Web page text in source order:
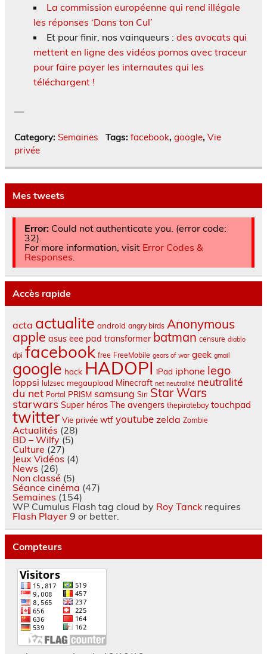
La commission européenne qui rend illégale
les réponses ‘Dans ton Cul’
Et pour finir, nos vainqueurs : des avocats qui
mettent en ligne des vidéos pornos avec traceur
pour faire payer les internautes qui les
téléchargent !
—
Category: Semaines Tags: facebook, google, Vie
privée
Mes tweets
Error:Could not authenticate you. (error code:
32).
For more information, visit Error Codes &
Responses.
Accès rapide
acta actualite android angry birds Anonymous
apple asus eee pad transformer batman censure diablo
dpi facebook free FreeMobile gears of war geek gmail
google hack HADOPI iPad iphone lego
loppsi lulzsec megaupload Minecraft net neutralité neutralité
du net Portal PRISM samsung Siri Star Wars
starwars Super héros The avengers thepiratebay touchpad
twitter Vie privée wtf youtube zelda Zombie
Actualités (28)
BD – Wilfy(5)
Culture (27)
Jeux Vidéos (4)
News (26)
Non classé (5)
Séance cinéma (47)
Semaines (154)
WP Cumulus Flash tag cloud by Roy Tanckrequires
Flash Player9 or better.
Compteurs